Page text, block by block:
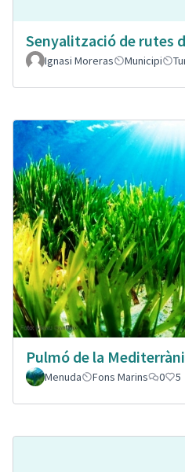
Senyalització de rutes
Ignasi Moreras
Municipi
Pulmó de la
Menuda
Fons Marins 0 5